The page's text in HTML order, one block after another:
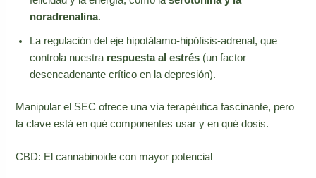
noradrenalina.
La regulación del eje hipotálamo-hipófisis-adrenal, que
controla nuestra respuesta al estrés (un factor
desencadenante crítico en la depresión).
Manipular el SEC ofrece una vía terapéutica fascinante, pero
la clave está en qué componentes usar y en qué dosis.
CBD: El cannabinoide con mayor potencial